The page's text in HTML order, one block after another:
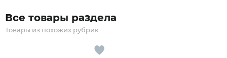
Все товары раздела
Товары из похожих рубрик